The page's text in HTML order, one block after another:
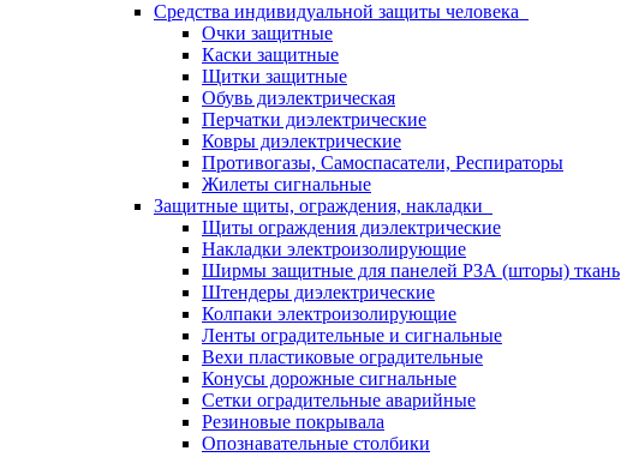
Средства индивидуальной защиты человека
Очки защитные
Каски защитные
Щитки защитные
Обувь диэлектрическая
Перчатки диэлектрические
Ковры диэлектрические
Противогазы, Самоспасатели, Респираторы
Жилеты сигнальные
Защитные щиты, ограждения, накладки
Щиты ограждения диэлектрические
Накладки электроизолирующие
Ширмы защитные для панелей РЗА (шторы) ткань
Штендеры диэлектрические
Колпаки электроизолирующие
Ленты оградительные и сигнальные
Вехи пластиковые оградительные
Конусы дорожные сигнальные
Сетки оградительные аварийные
Резиновые покрывала
Опознавательные столбики